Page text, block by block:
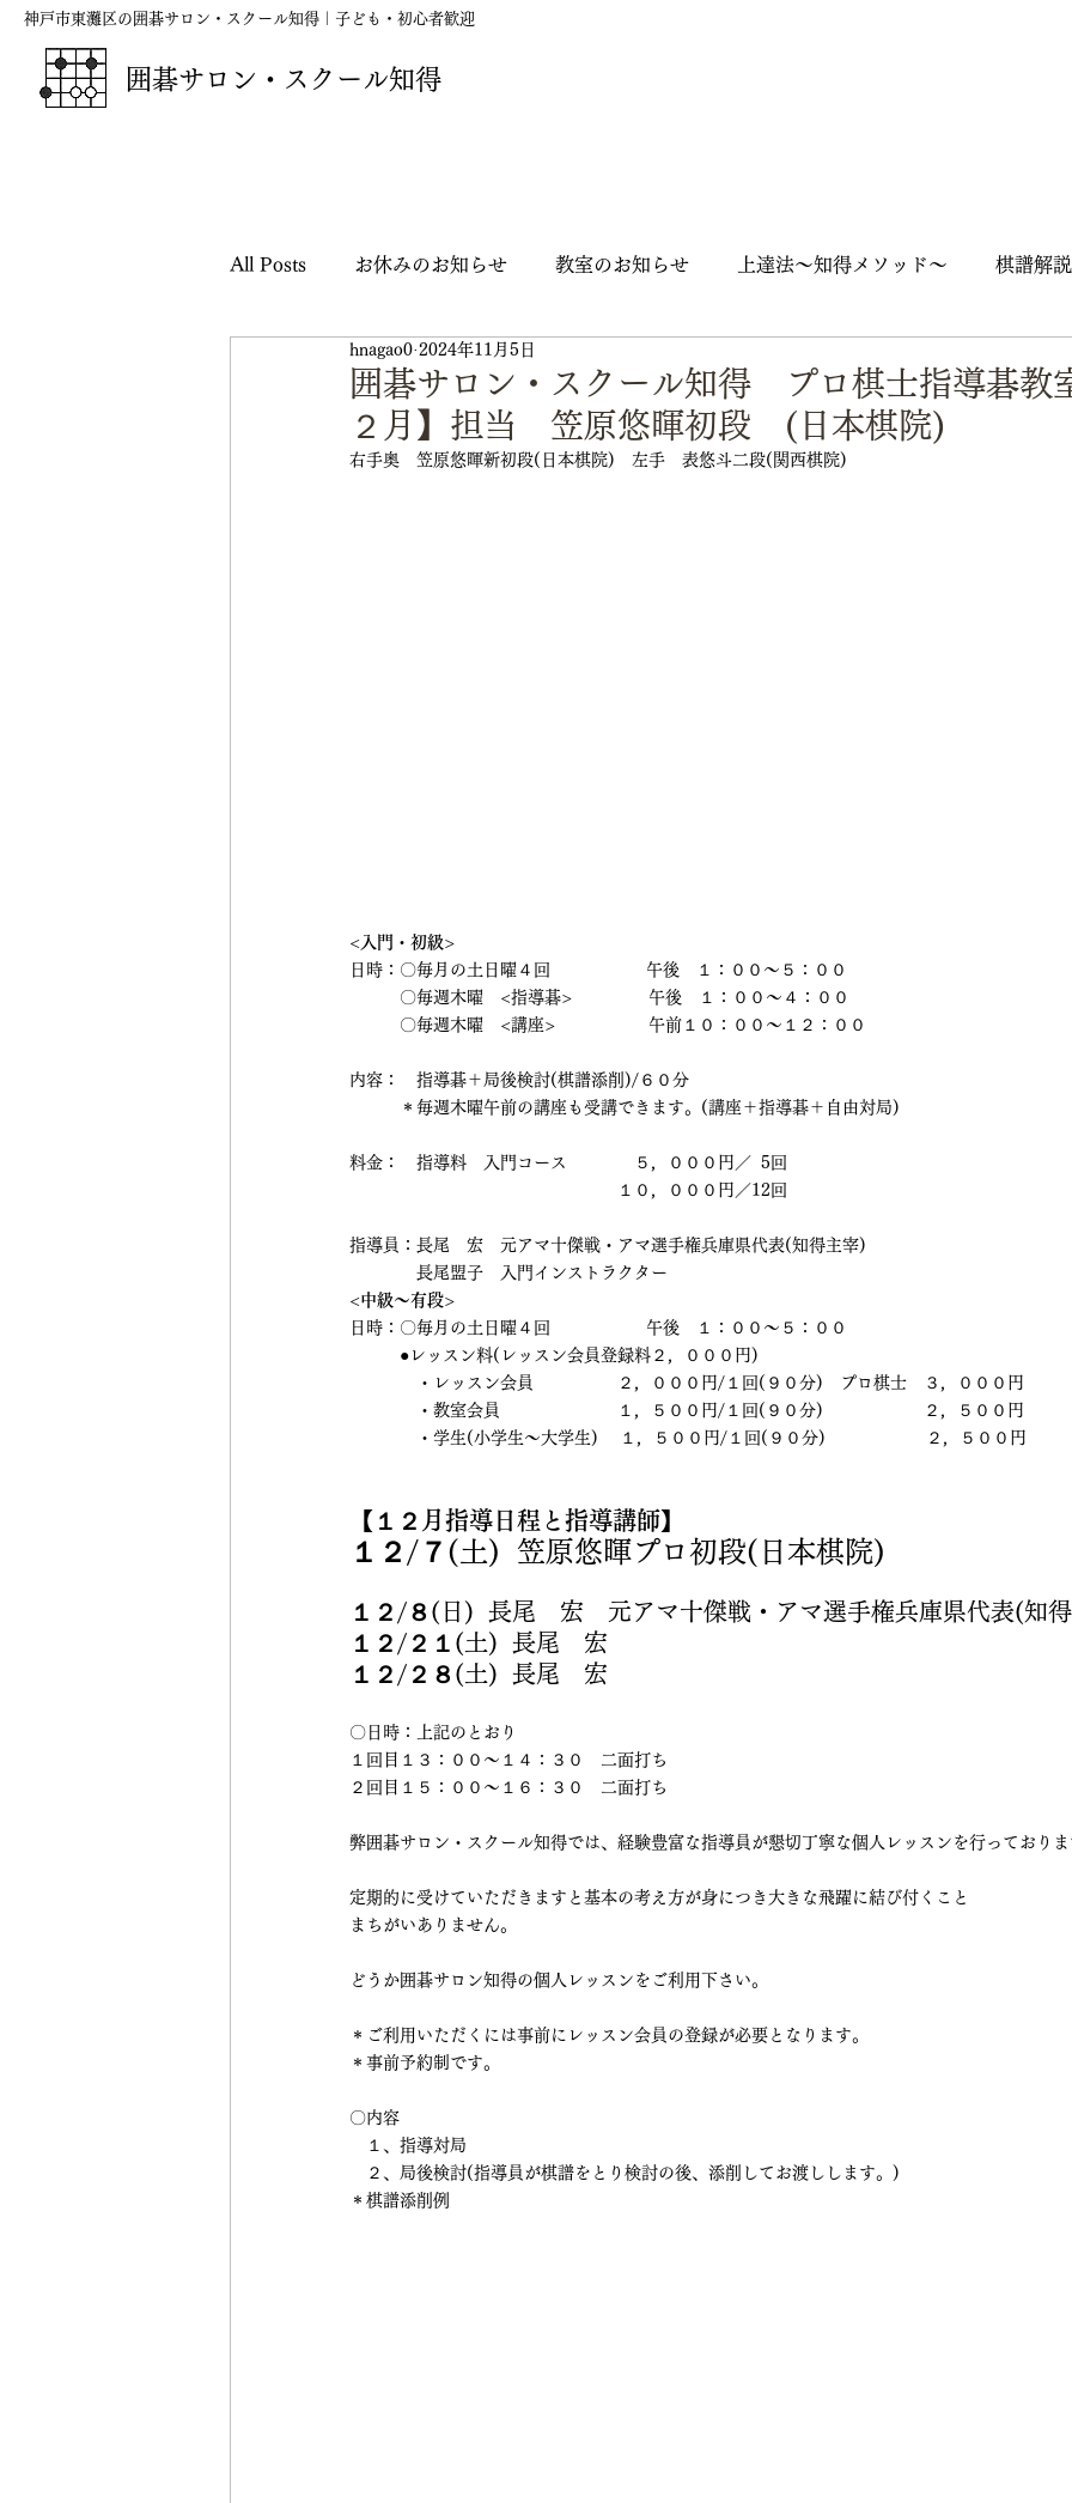
囲碁サロン・スクール知得
神戸市東灘区の囲碁サロン・スクール知得｜子ども・初心者歓迎
All Posts お休みのお知らせ 教室のお知らせ 上達法～知得メソッド～ 棋譜解説
囲碁の短歌・俳句・川柳
映画『ハルカナ』応援シリーズ 大会 街角囲碁
囲碁サロン・スクール知得 プロ棋士指導碁
２月】担当 笠原悠暉初段 (日本棋院)
hnagao0 2024年11月5日
右手奥　笠原悠暉新初段(日本棋院)　左手　表悠斗二段(関西棋院)
<入門・初級>
日時：〇毎月の土日曜４回　　　  　    午後　１：００～５：００
〇毎週木曜　<指導碁>  　　　　午後　１：００～４：００
〇毎週木曜　<講座>　  　　　　午前１０：００～１２：００
内容：　指導碁＋局後検討(棋譜添削)/６０分
＊毎週木曜午前の講座も受講できます。(講座＋指導碁＋自由対局)
料金：　指導料　入門コース　　       ５，０００円／  5回
１０，０００円／12回
指導員：長尾　宏　元アマ十傑戦・アマ選手権兵庫県代表(知得主宰)
長尾盟子　入門インストラクター
<中級～有段>
日時：〇毎月の土日曜４回　　　  　    午後　１：００～５：００
●レッスン料(レッスン会員登録料２，０００円)
・レッスン会員　　　　　２，０００円/１回(９０分)　プロ棋士　３，０００円
・教室会員　　　　　　　１，５００円/１回(９０分)　　　　　　２，５００円
・学生(小学生～大学生)　 １，５００円/１回(９０分)　　　　　　２，５００円
【 １２月指導日程と指導講師】
１２/７ (土)  笠原悠暉プロ初段(日本棋院)
１２/８ (日)  長尾　宏　元アマ十傑戦・アマ選手権兵庫県代表(知
１２/２１ (土)  長尾　宏
１２/２８ (土)  長尾　宏
〇日時：上記のとおり
１回目１３：００～１４：３０　二面打ち
２回目１５：００～１６：３０　二面打ち
弊囲碁サロン・スクール知得では、経験豊富な指導員が懇切丁寧な個人レッスンを行っておりま
定期的に受けていただきますと基本の考え方が身につき大きな飛躍に結び付くこと
まちがいありません。
どうか囲碁サロン知得の個人レッスンをご利用下さい。
＊ご利用いただくには事前にレッスン会員の登録が必要となります。
＊事前予約制です。
〇内容
１、指導対局
２、局後検討(指導員が棋譜をとり検討の後、添削してお渡しします。)
＊棋譜添削例